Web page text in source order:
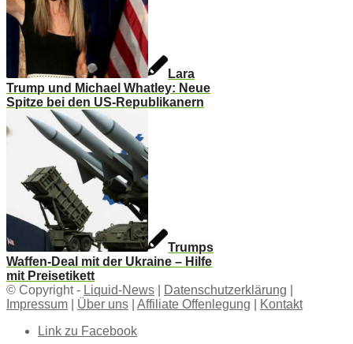
Lara
Trump und Michael Whatley: Neue
Spitze bei den US-Republikanern
Trumps
Waffen-Deal mit der Ukraine – Hilfe
mit Preisetikett
© Copyright - Liquid-News Datenschutzerklärung
Impressum
Über uns Affiliate Offenlegung
Kontakt
Link zu Facebook